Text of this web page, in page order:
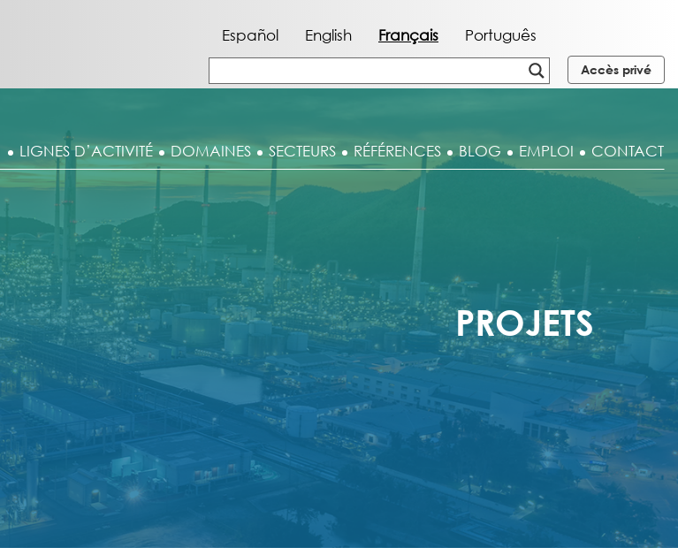
Español English Français Português
Accès privé
LIGNES D’ACTIVITÉ DOMAINES SECTEURS RÉFÉRENCES BLOG EMPLOI CONTACT
PROJETS